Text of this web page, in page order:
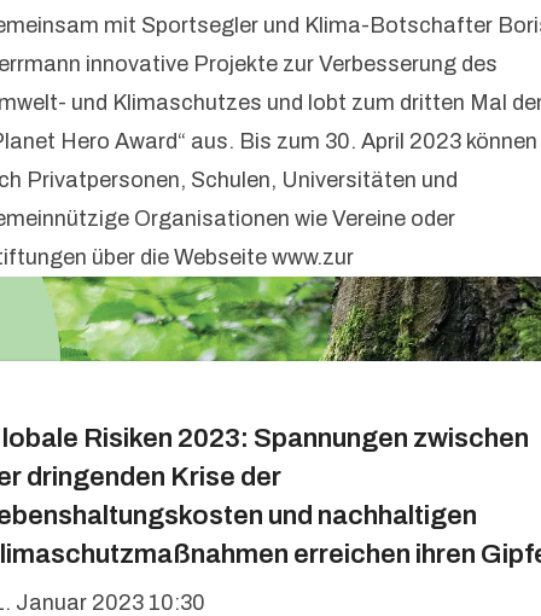
mit Sportsegler und Klima-Botschafter
innovative Projekte zur Verbesserung des
und Klimaschutzes und lobt zum dritten Mal
Hero Award“ aus. Bis zum 30. April 2023 können
Privatpersonen, Schulen, Universitäten und
Organisationen wie Vereine oder
über die Webseite www.zur
Risiken 2023: Spannungen zwischen
dringenden Krise der
und nachhaltigen
erreichen ihren
Januar 2023 10:30